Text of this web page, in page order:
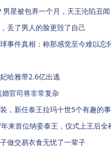
男星被包养一个月，天王沦陷丑闻
丢了男人的脸更毁了自己
事件真相：称那感觉至今难以忘
哈雅带2.6亿出逃
官司将非常复杂
，新任泰王拉玛十世5个有趣的
来首位纳妾泰王，仪式上王后全
做交易衣食无忧了一辈子